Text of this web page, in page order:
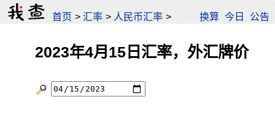
首页 >汇率 > 人民币汇率 > 换算 今日 公告
2023年4月15日汇率，外汇牌价